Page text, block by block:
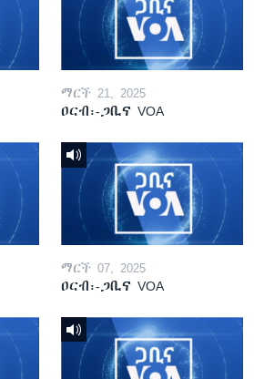
ማርች 21, 2025
ዐርብ፡-ጋቢና VOA
ማርች 07, 2025
ዐርብ፡-ጋቢና VOA